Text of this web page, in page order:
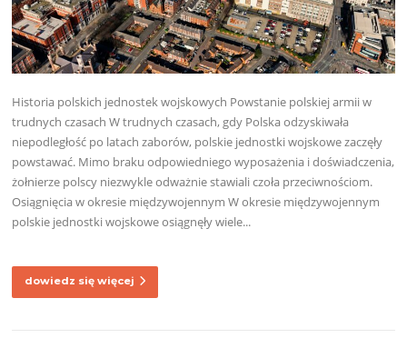
Historia polskich jednostek wojskowych Powstanie polskiej armii w
trudnych czasach W trudnych czasach, gdy Polska odzyskiwała
niepodległość po latach zaborów, polskie jednostki wojskowe zaczęły
powstawać. Mimo braku odpowiedniego wyposażenia i doświadczenia,
żołnierze polscy niezwykle odważnie stawiali czoła przeciwnościom.
Osiągnięcia w okresie międzywojennym W okresie międzywojennym
polskie jednostki wojskowe osiągnęły wiele...
dowiedz się więcej